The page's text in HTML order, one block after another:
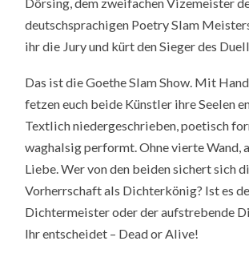
deutschsprachigen Poetry Slam
ihr die Jury und kürt den Sieger des
Das ist die Goethe Slam Show. Mit
fetzen euch beide Künstler ihre Seelen
Textlich niedergeschrieben, poetisch
waghalsig performt. Ohne vierte Wand,
Liebe. Wer von den beiden sichert sich
Vorherrschaft als Dichterkönig? Ist es
Dichtermeister oder der aufstrebende
Ihr entscheidet – Dead or Alive!